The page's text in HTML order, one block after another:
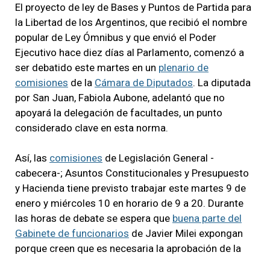
El proyecto de ley de Bases y Puntos de Partida para
la Libertad de los Argentinos, que recibió el nombre
popular de Ley Ómnibus y que envió el Poder
Ejecutivo hace diez días al Parlamento, comenzó a
ser debatido este martes en un plenario de
comisiones de la Cámara de Diputados. La diputada
por San Juan, Fabiola Aubone, adelantó que no
apoyará la delegación de facultades, un punto
considerado clave en esta norma.
Así, las comisiones de Legislación General -
cabecera-; Asuntos Constitucionales y Presupuesto
y Hacienda tiene previsto trabajar este martes 9 de
enero y miércoles 10 en horario de 9 a 20. Durante
las horas de debate se espera que buena parte del
Gabinete de funcionarios de Javier Milei expongan
porque creen que es necesaria la aprobación de la